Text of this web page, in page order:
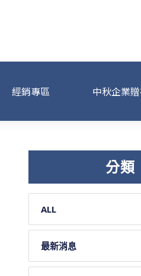
經銷專區 中秋企業
分類
ALL
最新消息